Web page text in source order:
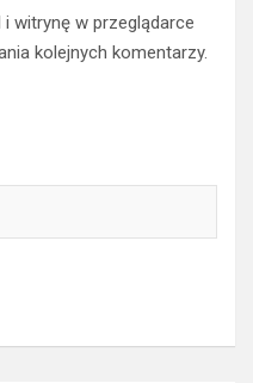
witrynę w przeglądarce
kolejnych komentarzy.